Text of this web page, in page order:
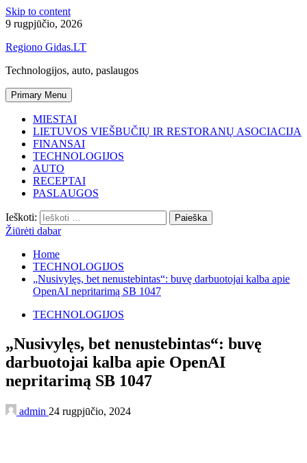
Skip to content
9 rugpjūčio, 2026
Regiono Gidas.LT
Technologijos, auto, paslaugos
Primary Menu
MIESTAI
LIETUVOS VIEŠBUČIŲ IR RESTORANŲ ASOCIACIJA
FINANSAI
TECHNOLOGIJOS
AUTO
RECEPTAI
PASLAUGOS
Ieškoti:
Žiūrėti dabar
Home
TECHNOLOGIJOS
„Nusivylęs, bet nenustebintas“: buvę darbuotojai kalba apie
OpenAI nepritarimą SB 1047
TECHNOLOGIJOS
„Nusivylęs, bet nenustebintas“: buvę
darbuotojai kalba apie OpenAI
nepritarimą SB 1047
admin 24 rugpjūčio, 2024